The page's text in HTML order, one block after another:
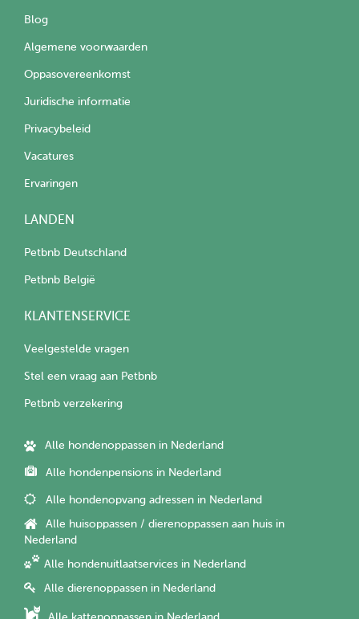
Blog
Algemene voorwaarden
Oppasovereenkomst
Juridische informatie
Privacybeleid
Vacatures
Ervaringen
LANDEN
Petbnb Deutschland
Petbnb België
KLANTENSERVICE
Veelgestelde vragen
Stel een vraag aan Petbnb
Petbnb verzekering
Alle hondenoppassen in Nederland
Alle hondenpensions in Nederland
Alle hondenopvang adressen in Nederland
Alle huisoppassen / dierenoppassen aan huis in
Nederland
Alle hondenuitlaatservices in Nederland
Alle dierenoppassen in Nederland